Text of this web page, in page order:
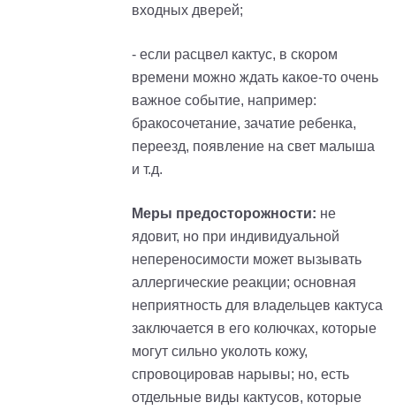
входных дверей;
- если расцвел кактус, в скором
времени можно ждать какое-то очень
важное событие, например:
бракосочетание, зачатие ребенка,
переезд, появление на свет малыша
и т.д.
Меры предосторожности: не
ядовит, но при индивидуальной
непереносимости может вызывать
аллергические реакции; основная
неприятность для владельцев кактуса
заключается в его колючках, которые
могут сильно уколоть кожу,
спровоцировав нарывы; но, есть
отдельные виды кактусов, которые